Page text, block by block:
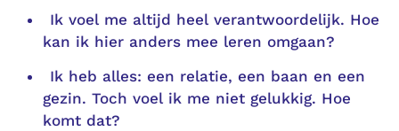
Ik voel me altijd heel verantwoordelijk. Hoe
kan ik hier anders mee leren omgaan?
Ik heb alles: een relatie, een baan en een
gezin. Toch voel ik me niet gelukkig. Hoe
komt dat?